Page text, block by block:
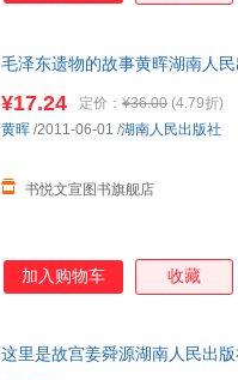
毛泽东遗物的故事黄晖湖南人
¥17.24 定价： ¥36.00 (4.79折)
书悦文宣图书旗舰店
黄晖 /2011-06-01 /湖南人民出版社
加入购物车 收藏
这里是故宫姜舜源湖南人民出